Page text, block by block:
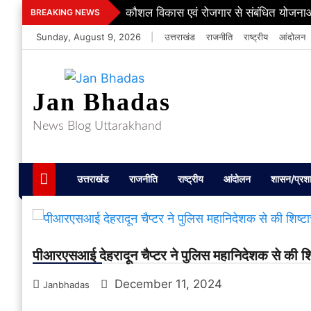
Skip
to
content
BREAKING NEWS कौशल विकास एवं रोजगार से संबंधित
Sunday, August 9, 2026 उत्तराखंड राजनीति राष्ट्रीय आंदोलन
Jan Bhadas
News Blog Uttarakhand
उत्तराखंड राजनीति राष्ट्रीय आंदोलन शासन/
पीआरएसआई देहरादून चैप्टर ने पुलिस महानिदेशक से की
Janbhadas December 11, 2024